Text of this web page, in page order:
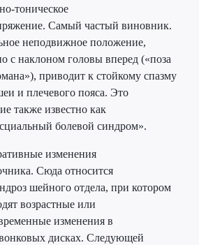
тоническое
Самый частый виновник.
неподвижное положение,
с наклоном головы вперед («поза
приводит к стойкому спазму
и плечевого пояса. Это
также известно как
болевой синдром».
изменения
Сюда относится
шейного отдела, при котором
возрастные или
изменения в
дисках. Следующей